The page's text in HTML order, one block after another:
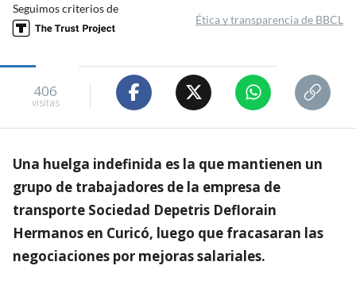
Seguimos criterios de
Ética y transparencia de BBCL
406
visitas
Una huelga indefinida es la que mantienen un
grupo de trabajadores de la empresa de
transporte Sociedad Depetris Deflorain
Hermanos en Curicó, luego que fracasaran las
negociaciones por mejoras salariales.